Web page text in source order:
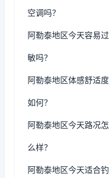
空调吗？
阿勒泰地区今天容易过
敏吗？
阿勒泰地区体感舒适度
如何？
阿勒泰地区今天路况怎
么样？
阿勒泰地区今天适合钓